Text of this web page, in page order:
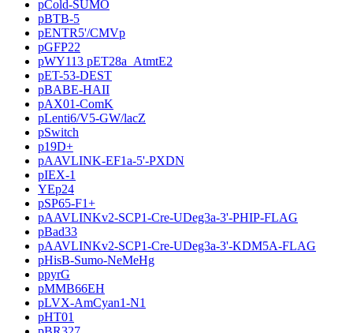
pCold-SUMO
pBTB-5
pENTR5'/CMVp
pGFP22
pWY113 pET28a_AtmtE2
pET-53-DEST
pBABE-HAII
pAX01-ComK
pLenti6/V5-GW/lacZ
pSwitch
p19D+
pAAVLINK-EF1a-5'-PXDN
pIEX-1
YEp24
pSP65-F1+
pAAVLINKv2-SCP1-Cre-UDeg3a-3'-PHIP-FLAG
pBad33
pAAVLINKv2-SCP1-Cre-UDeg3a-3'-KDM5A-FLAG
pHisB-Sumo-NeMeHg
ppyrG
pMMB66EH
pLVX-AmCyan1-N1
pHT01